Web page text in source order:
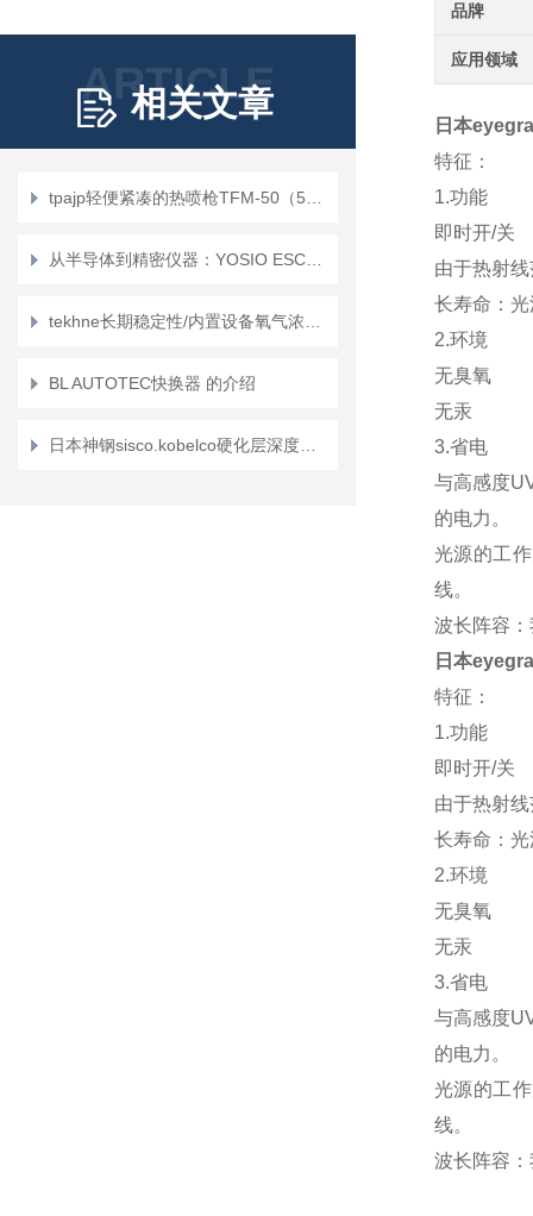
ARTICLE
相关文章
BL AUTOTEC快换器 的介绍
品牌
应用领域
日本
特征：
1.功能
即时开/关
由于热射
长寿命：
2.环境
无臭氧
无汞
3.省电
与高感度
的电力。
光源的工
线。
波长阵容
日本
特征：
1.功能
即时开/关
由于热射
长寿命：
2.环境
无臭氧
无汞
3.省电
与高感度
的电力。
光源的工
线。
波长阵容